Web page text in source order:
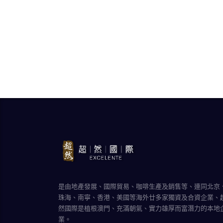
是由地產發展、國際貿易、咖啡生產及銷售等、連同北京
珠海、南寧、香港、美國等海外廿多家獨資及合資企業、
然國際是植根澳門、充滿朝氣、實力雄厚而富潛力的本地
業。